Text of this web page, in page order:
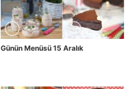
Günün Menüsü 15 Aralık